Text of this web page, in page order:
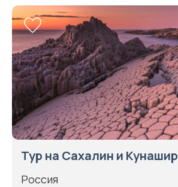
Тур на Сахалин и Кунашир
Россия